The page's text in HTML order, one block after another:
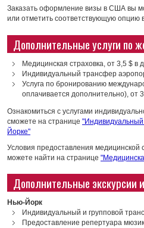
Заказать оформление визы в США вы
или отметить соответствующую опцию
Дополнительные услуги по
Медицинская страховка, от 3,5 $ в
Индивидуальный трансфер
Услуга по бронированию
оплачивается дополнительно), от
Ознакомиться с услугами
сможете на странице
Йорке"
Условия предоставления медицинской
можете найти на странице
Дополнительные экскурсии
Нью-Йорк
Индивидуальный и групповой
Предоставление репертуара